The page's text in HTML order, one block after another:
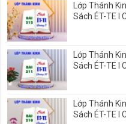
Lớp Thánh
Sách ÉT-TE I
Lớp Thánh
Sách ÉT-TE I
Lớp Thánh
Sách ÉT-TE I